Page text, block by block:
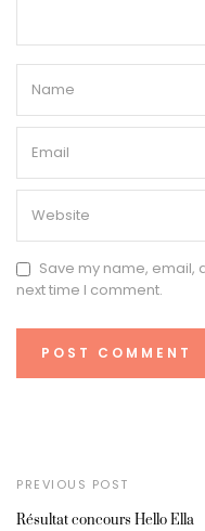
Save my name, email,
next time I comment.
PREVIOUS POST
Résultat concours Hello Ella